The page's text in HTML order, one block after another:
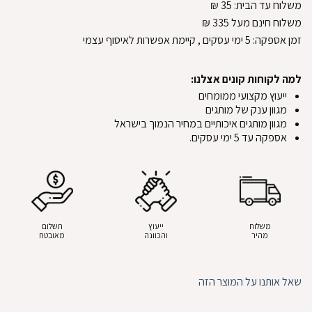
משלוח עד הבית:
₪
משלוח חינם מעל 335
₪
זמן אספקה: 5ימי עסקים, קיימת אפשרות לאיסוף עצמי
למה לקוחות קונים אצלנו:
ייעוץ מקצועי ממומחים
מגוון ענק של מותגים
מגוון מותגים איכותיים במחיר הנמוך בישראל
אספקה עד 5 ימי עסקים.
משלוח
מהיר
ייעוץ
והכוונה
תשלום
מאובטח
שאל אותנו על המוצר הזה